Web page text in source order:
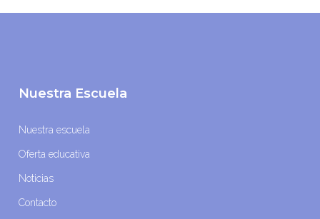
Nuestra Escuela
Nuestra escuela
Oferta educativa
Noticias
Contacto